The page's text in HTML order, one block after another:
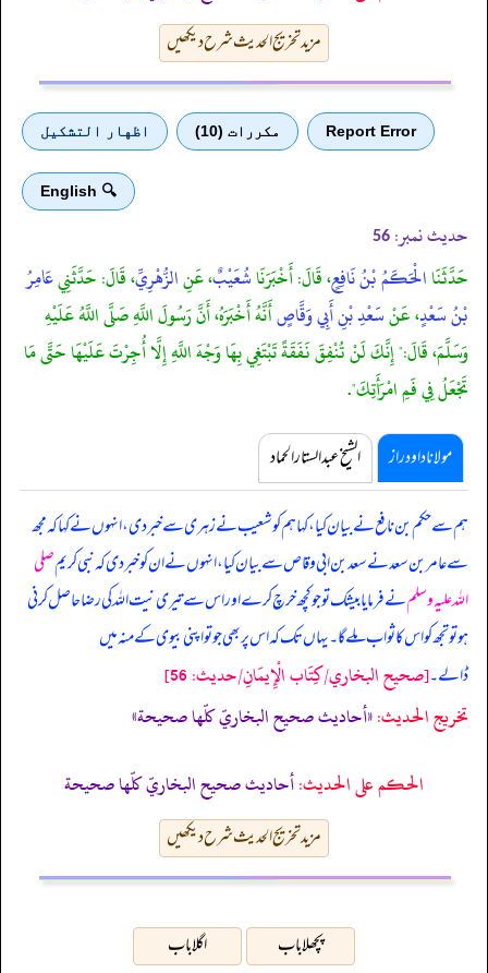
مزید تخریج الحدیث شرح دیکھیں
Report Error مكررات (10) اظهار التشكيل
🔍 English
حدیث نمبر: 56
حَدَّثَنَاالْحَكَمُ بْنُ نَافِعٍ، قَالَ: أَخْبَرَنَاشُعَيْبٌ، عَنِالزُّهْرِيِّ، قَالَ: حَدَّثَنِيعَامِرُ
بْنُ سَعْدٍ، عَنْسَعْدِ بْنِ أَبِي وَقَّاصٍأَنَّهُ أَخْبَرَهُ، أَنَّ رَسُولَ اللَّهِ صَلَّى اللَّهُ عَلَيْهِ
وَسَلَّمَ، قَالَ:" إِنَّكَ لَنْ تُنْفِقَ نَفَقَةً تَبْتَغِي بِهَا وَجْهَ اللَّهِ إِلَّا أُجِرْتَ عَلَيْهَا حَتَّى مَا
تَجْعَلُ فِي فَمِ امْرَأَتِكَ".
مولانا داود راز الشیخ عبدالستار الحماد
ہم سے حکم بن نافع نے بیان کیا، کہا ہم کو شعیب نے زہری سے خبر دی، انہوں نے کہا کہ مجھ
سے عامر بن سعد نے سعد بن ابی وقاص سے بیان کیا، انہوں نے ان کو خبر دی کہنبی کریمصلی
اللہ علیہ وسلمنے فرمایا بیشک تو جو کچھ خرچ کرے اور اس سے تیری نیت اللہ کی رضا حاصل کرنی
ہو تو تجھ کو اس کا ثواب ملے گا۔ یہاں تک کہ اس پر بھی جو تو اپنی بیوی کے منہ میں
ڈالے۔[صحيح البخاري/كِتَاب الْإِيمَانِ/حدیث: 56]
تخریج الحدیث:«أحاديث صحيح البخاريّ كلّها صحيحة»
الحكم على الحديث:أحاديث صحيح البخاريّ كلّها صحيحة
مزید تخریج الحدیث شرح دیکھیں
پچھلا باب اگلا باب